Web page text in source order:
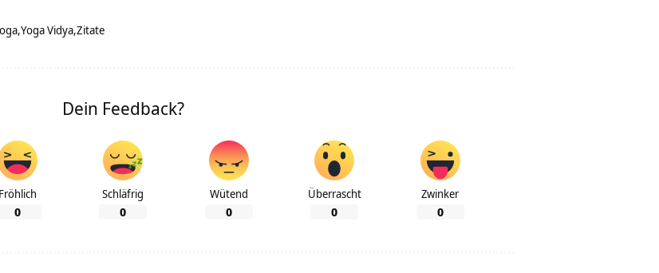
Yoga Vidya Zitate
Dein Feedback?
Fröhlich
0
Schläfrig
0
Wütend
0
Überrascht
0
Zwinker
0